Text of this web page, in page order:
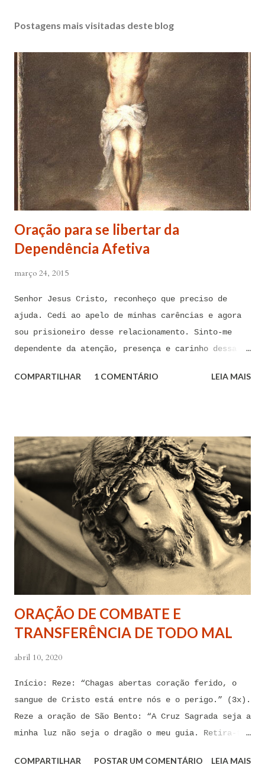
Postagens mais visitadas deste blog
Oração para se libertar da
Dependência Afetiva
março 24, 2015
Senhor Jesus Cristo, reconheço que preciso de
ajuda. Cedi ao apelo de minhas carências e agora
sou prisioneiro desse relacionamento. Sinto-me
dependente da atenção, presença e carinho dessa
para me libertar da influência dessas tentações. A
tentação me venceu. E confesso a minha culpa por
ter cedido às suas insinuações me deixando
envolver. Mas, neste momento, eu me agarro com
todas as minhas forças ao poder de Tua Santa Cruz.
Jesus, eu suplico que o Senhor ordene a todas as
forças espirituais malignas que me amarram e
atormentam por meio desses sentimentos para que se
afastem de mim juntamente com todas as suas
tentações. Senhor Jesus, a partir de agora eu não
quero mais me deixar arrastar por esses espíritos
de impotência, de apego, de escravidão
sentimental, de devassidão, de adultério, de
COMPARTILHAR 1 COMENTÁRIO LEIA MAIS
ORAÇÃO DE COMBATE E
TRANSFERÊNCIA DE TODO MAL
abril 10, 2020
Início: Reze: “Chagas abertas coração ferido, o
sangue de Cristo está entre nós e o perigo.” (3x).
Reze a oração de São Bento: “A Cruz Sagrada seja a
minha luz não seja o dragão o meu guia. Retira-te
que me ofereces, bebe tu mesmo o teu veneno.” Reze
COMPARTILHAR POSTAR UM COMENTÁRIO LEIA MAIS